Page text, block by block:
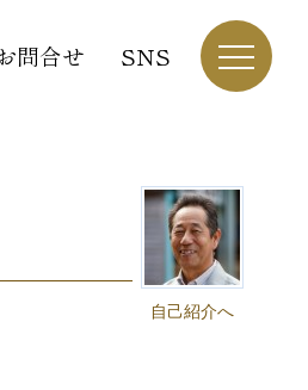
問合せ SNS
自己紹介へ